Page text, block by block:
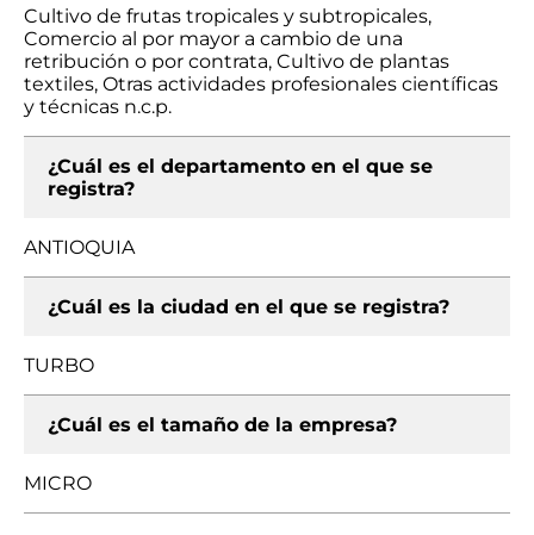
Cultivo de frutas tropicales y subtropicales,
Comercio al por mayor a cambio de una
retribución o por contrata, Cultivo de plantas
textiles, Otras actividades profesionales científicas
y técnicas n.c.p.
¿Cuál es el departamento en el que se
registra?
ANTIOQUIA
¿Cuál es la ciudad en el que se registra?
TURBO
¿Cuál es el tamaño de la empresa?
MICRO